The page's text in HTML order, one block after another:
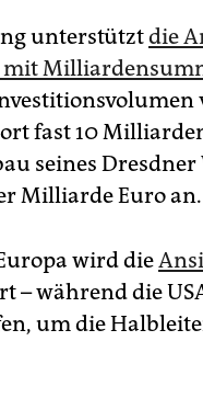
unterstütztdie
fast 10
seines Dresdner
Milliarde Euro an.
wird die
– während die
um die